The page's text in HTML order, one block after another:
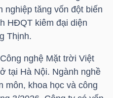
nghiệp tăng vốn đột biến
HĐQT kiêm đại diện
Thịnh.
nghệ Mặt trời Việt
tại Hà Nội. Ngành nghề
môn, khoa học và công